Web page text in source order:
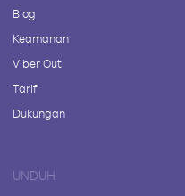
Blog
Keamanan
Viber Out
Tarif
Dukungan
UNDUH